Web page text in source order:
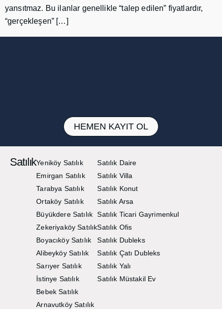
yansıtmaz. Bu ilanlar genellikle “talep edilen” fiyatlardır,
“gerçekleşen” […]
HEMEN KAYIT OL
SatılıkYeniköy Satılık
Emirgan Satılık
Tarabya Satılık
Ortaköy Satılık
Büyükdere Satılık
Zekeriyaköy Satılık
Boyacıköy Satılık
Alibeyköy Satılık
Sarıyer Satılık
İstinye Satılık
Bebek Satılık
Arnavutköy Satılık
Satılık Daire
Satılık Villa
Satılık Konut
Satılık Arsa
Satılık Ticari Gayrimenkul
Satılık Ofis
Satılık Dubleks
Satılık Çatı Dubleks
Satılık Yalı
Satılık Müstakil Ev